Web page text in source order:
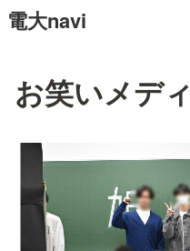
電大navi
お笑いメデ